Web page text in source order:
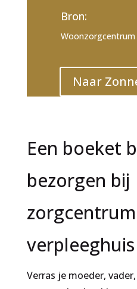
Bron:
Naar
Een boeket
bezorgen bij
zorgcentrum
Verras je moeder,